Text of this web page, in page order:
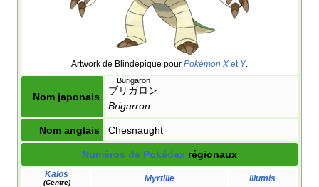
Artwork de Blindépique pour Pokémon X et Y.
Nom japonais
ブリガロン
Burigaron
Brigarron
Nom anglais Chesnaught
Numéros de Pokédex régionaux
Kalos
(Centre) Myrtille Illumis